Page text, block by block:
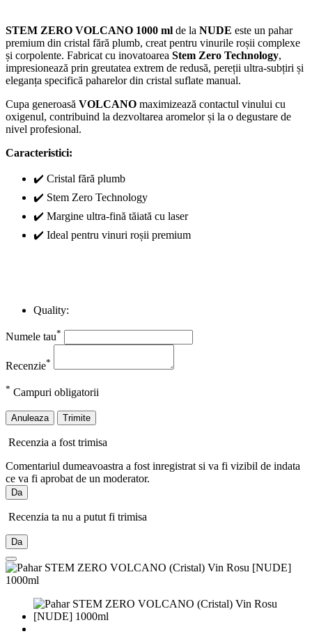
STEM ZERO VOLCANO 1000 ml de la NUDE este un pahar
premium din cristal fără plumb, creat pentru vinurile roșii complexe
și corpolente. Fabricat cu inovatoarea Stem Zero Technology,
impresionează prin greutatea extrem de redusă, pereții ultra-subțiri și
eleganța specifică paharelor din cristal suflate manual.
Cupa generoasă VOLCANO maximizează contactul vinului cu
oxigenul, contribuind la dezvoltarea aromelor și la o degustare de
nivel profesional.
Caracteristici:
✔️ Cristal fără plumb
✔️ Stem Zero Technology
✔️ Margine ultra-fină tăiată cu laser
✔️ Ideal pentru vinuri roșii premium
Quality:
Numele tau*
Recenzie*
* Campuri obligatorii
Anuleaza Trimite
Recenzia a fost trimisa
Comentariul dumeavoastra a fost inregistrat si va fi vizibil de indata
ce va fi aprobat de un moderator.
Da
Recenzia ta nu a putut fi trimisa
Da